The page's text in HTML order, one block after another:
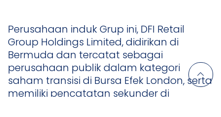
Perusahaan induk Grup ini, DFI Retail
Group Holdings Limited, didirikan di
Bermuda dan tercatat sebagai
perusahaan publik dalam kategori
saham transisi di Bursa Efek London, serta
memiliki pencatatan sekunder di